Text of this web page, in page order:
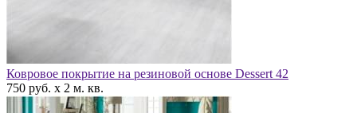
Ковровое покрытие на резиновой основе Dessert 42
750 руб. x 2 м. кв.